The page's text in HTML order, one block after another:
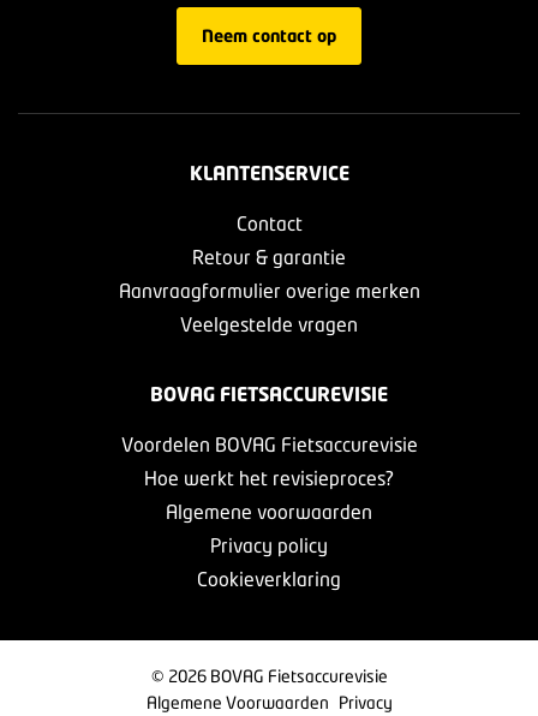
Neem contact op
KLANTENSERVICE
Contact
Retour & garantie
Aanvraagformulier overige merken
Veelgestelde vragen
BOVAG FIETSACCUREVISIE
Voordelen BOVAG Fietsaccurevisie
Hoe werkt het revisieproces?
Algemene voorwaarden
Privacy policy
Cookieverklaring
© 2026 BOVAG Fietsaccurevisie
Algemene Voorwaarden Privacy